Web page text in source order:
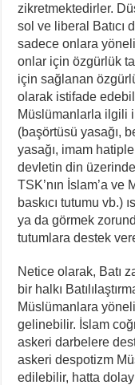
zikretmektedirler.
sol ve liberal Batıcı
sadece onlara
onlar için özgürlük
için sağlanan
olarak istifade
Müslümanlarla ilgili
(başörtüsü yasağı,
yasağı, imam
devletin din
TSK’nın İslam’a ve
baskıcı tutumu vb.)
ya da görmek
tutumlara destek
Netice olarak, Batı
bir halkı
Müslümanlara
gelinebilir. İslam
askeri darbelere
askeri despotizm
edilebilir, hatta